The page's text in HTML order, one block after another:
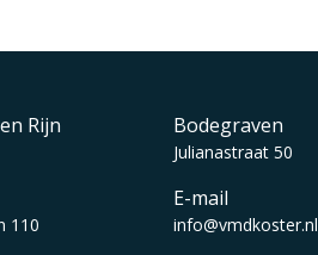
Rijn
110
Bodegraven
Julianastraat 50
E-mail
info@vmdkoster.nl